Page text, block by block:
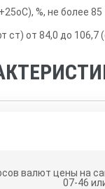
%, не более 85
от 84,0 до 106,7
одновременно
валют цены на
07-46